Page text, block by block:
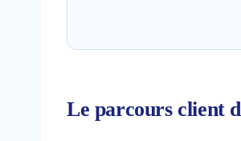
Le parcours client